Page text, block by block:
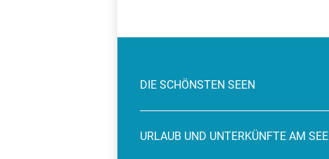
DIE SCHÖNSTEN SEEN
URLAUB UND UNTERKÜNFTE AM SEE